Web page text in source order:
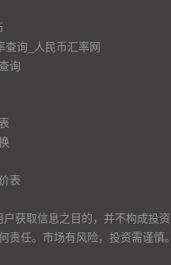
查询_人民币汇率网
询
表
获取信息之目的，并不构成投资
任。市场有风险，投资需谨慎。